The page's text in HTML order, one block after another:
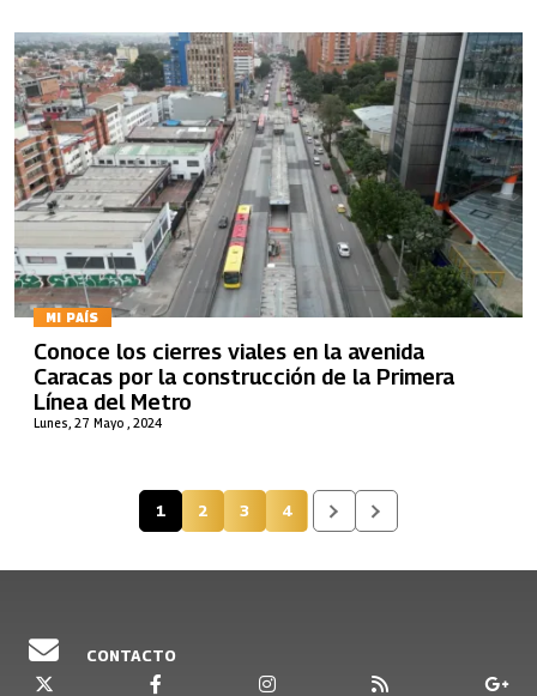
MI PAÍS
Lunes, 27 Mayo , 2024
Conoce los cierres viales en la avenida
Caracas por la construcción de la Primera
Línea del Metro
Página actual
1 Página
2 Página
3 Página
4
CONTACTO